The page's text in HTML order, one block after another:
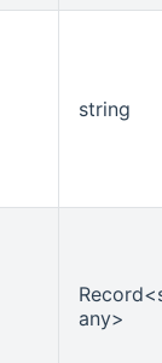
string
any>